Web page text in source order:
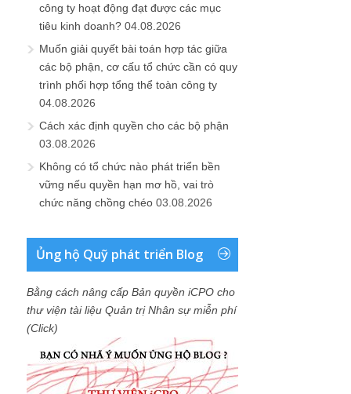
công ty hoạt động đạt được các mục
tiêu kinh doanh? 04.08.2026
Muốn giải quyết bài toán hợp tác giữa
các bộ phận, cơ cấu tổ chức cần có quy
trình phối hợp tổng thể toàn công ty
04.08.2026
Cách xác định quyền cho các bộ phận
03.08.2026
Không có tổ chức nào phát triển bền
vững nếu quyền hạn mơ hồ, vai trò
chức năng chồng chéo 03.08.2026
Ủng hộ Quỹ phát triển Blog
Bằng cách nâng cấp Bản quyền iCPO cho
thư viện tài liệu Quản trị Nhân sự miễn phí
(Click)